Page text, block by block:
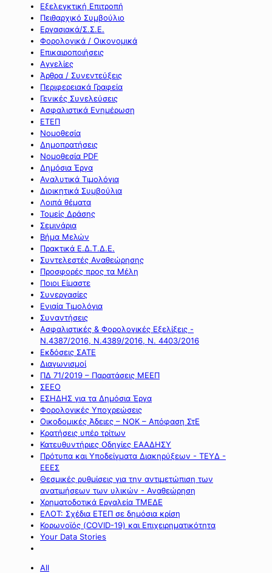
Εξελεγκτική Επιτροπή
Πειθαρχικό Συμβούλιο
Εργασιακά/Σ.Σ.Ε.
Φορολογικά / Οικονομικά
Επικαιροποιήσεις
Αγγελίες
Άρθρα / Συνεντεύξεις
Περιφερειακά Γραφεία
Γενικές Συνελεύσεις
Ασφαλιστικά Ενημέρωση
ΕΤΕΠ
Νομοθεσία
Δημοπρατήσεις
Νομοθεσία PDF
Δημόσια Έργα
Αναλυτικά Τιμολόγια
Διοικητικά Συμβούλια
Λοιπά θέματα
Τομείς Δράσης
Σεμινάρια
Βήμα Μελών
Πρακτικά Ε.Δ.Τ.Δ.Ε.
Συντελεστές Αναθεώρησης
Προσφορές προς τα Μέλη
Ποιοι Είμαστε
Συνεργασίες
Ενιαία Τιμολόγια
Συναντήσεις
Ασφαλιστικές & Φορολογικές Εξελίξεις -
Ν.4387/2016, Ν.4389/2016, Ν. 4403/2016
Εκδόσεις ΣΑΤΕ
Διαγωνισμοί
ΠΔ 71/2019 – Παρατάσεις ΜΕΕΠ
ΣΕΕΟ
ΕΣΗΔΗΣ για τα Δημόσια Έργα
Φορολογικές Υποχρεώσεις
Οικοδομικές Άδειες – ΝΟΚ – Απόφαση ΣτΕ
Κρατήσεις υπέρ τρίτων
Κατευθυντήριες Οδηγίες ΕΑΑΔΗΣΥ
Πρότυπα και Υποδείγματα Διακηρύξεων - ΤΕΥΔ -
ΕΕΕΣ
Θεσμικές ρυθμίσεις για την αντιμετώπιση των
ανατιμήσεων των υλικών - Αναθεώρηση
Χρηματοδοτικά Εργαλεία ΤΜΕΔΕ
ΕΛΟΤ: Σχέδια ΕΤΕΠ σε δημόσια κρίση
Κορωνοϊός (COVID-19) και Επιχειρηματικότητα
Your Data Stories
All